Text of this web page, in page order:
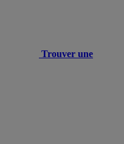
Trouver une